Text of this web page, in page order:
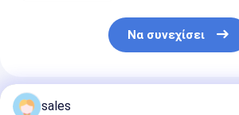
Να συνεχίσει
Συνιστώμενα Προϊόντα
sales